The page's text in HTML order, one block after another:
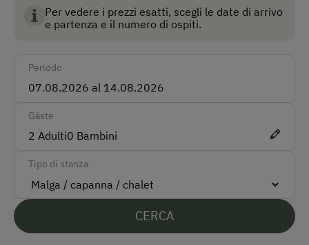
Malga tipica
Vacanza Attiva
Per vedere i prezzi esatti, scegli le date di arrivo
e partenza e il numero di ospiti.
Periodo
Gäste
2 Adulti0 Bambini
Tipo di stanza
CERCA